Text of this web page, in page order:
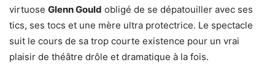
virtuose Glenn Gould obligé de se dépatouiller avec ses
tics, ses tocs et une mère ultra protectrice. Le spectacle
suit le cours de sa trop courte existence pour un vrai
plaisir de théâtre drôle et dramatique à la fois.